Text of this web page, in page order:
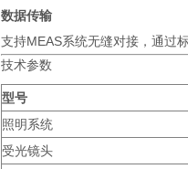
数据传输
支持MEAS系统无缝对接，通过
技术参数
型号
照明系统
受光镜头